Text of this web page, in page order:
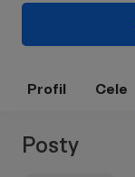
Profil Cele
Posty